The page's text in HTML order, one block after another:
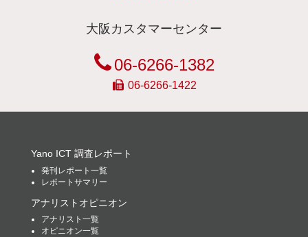
大阪カスタマーセンター
06-6266-1382
06-6266-1422
Yano ICT 調査レポート
発刊レポート一覧
レポートサマリー
アナリストオピニオン
アナリスト一覧
オピニオン一覧